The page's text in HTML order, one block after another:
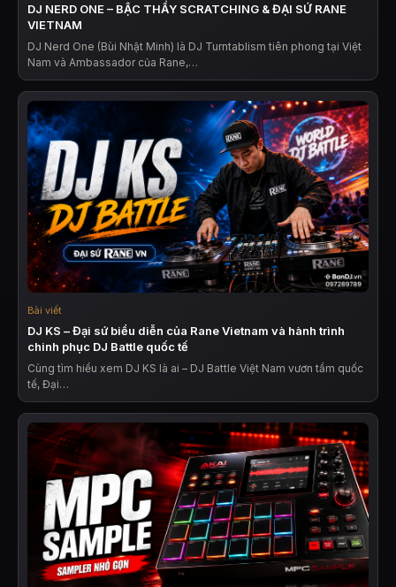
DJ NERD ONE – BẬC THẦY SCRATCHING & ĐẠI SỨ RANE
VIETNAM
DJ Nerd One (Bùi Nhật Minh) là DJ Turntablism tiên phong tại Việt
Nam và Ambassador của Rane,…
Bài viết
DJ KS – Đại sứ biểu diễn của Rane Vietnam và hành trình
chinh phục DJ Battle quốc tế
Cùng tìm hiểu xem DJ KS là ai – DJ Battle Việt Nam vươn tầm quốc
tế, Đại…